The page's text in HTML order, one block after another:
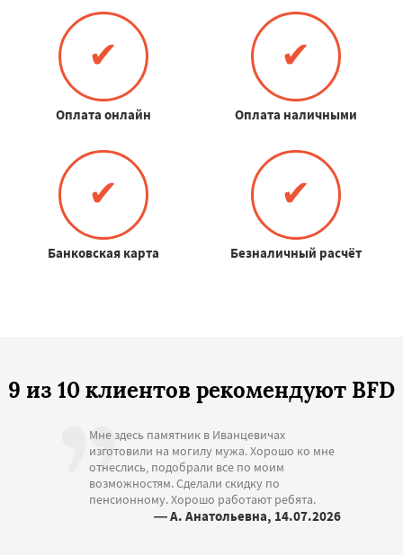
✔
Оплата онлайн
✔
Оплата наличными
✔
Банковская карта
✔
Безналичный расчёт
9 из 10 клиентов рекомендуют BFD
Мне здесь памятник в Иванцевичах
изготовили на могилу мужа. Хорошо ко мне
отнеслись, подобрали все по моим
возможностям. Сделали скидку по
пенсионному. Хорошо работают ребята.
— А. Анатольевна, 14.07.2026